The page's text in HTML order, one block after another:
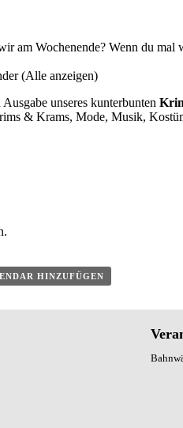
am Wochenende? Wenn du
(Alle anzeigen)
unseres kunterbunten
& Krams, Mode, Musik,
HINZUFÜGEN